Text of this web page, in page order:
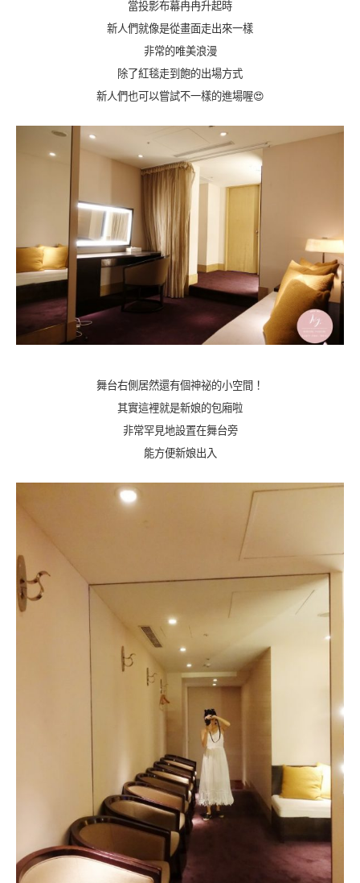
當投影布幕冉冉升起時
新人們就像是從畫面走出來一樣
非常的唯美浪漫
除了紅毯走到飽的出場方式
新人們也可以嘗試不一樣的進場喔😍
舞台右側居然還有個神祕的小空間！
其實這裡就是新娘的包廂啦
非常罕見地設置在舞台旁
能方便新娘出入